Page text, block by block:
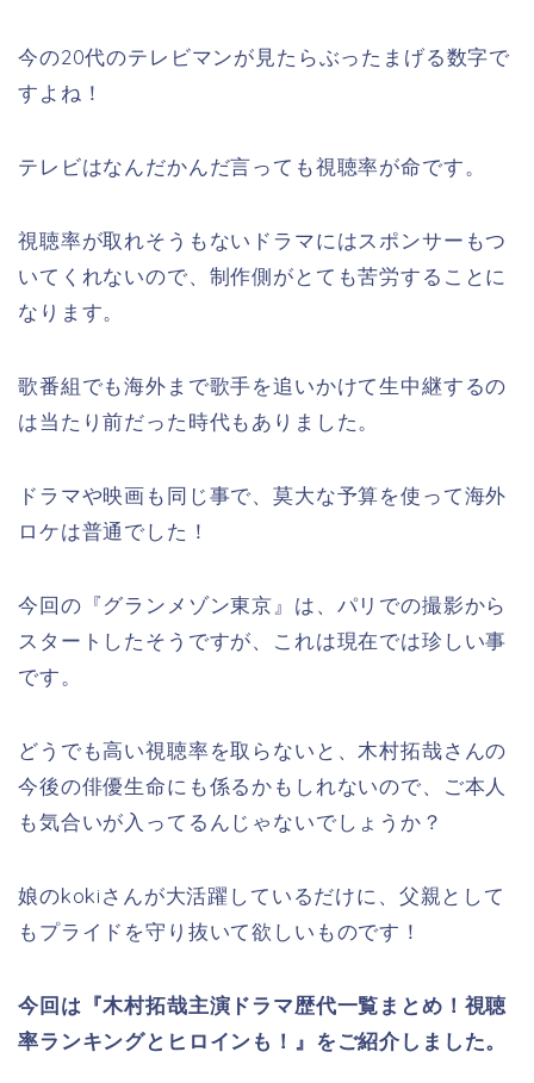
今の20代のテレビマンが見たらぶったまげる数字で
すよね！
テレビはなんだかんだ言っても視聴率が命です。
視聴率が取れそうもないドラマにはスポンサーもつ
いてくれないので、制作側がとても苦労することに
なります。
歌番組でも海外まで歌手を追いかけて生中継するの
は当たり前だった時代もありました。
ドラマや映画も同じ事で、莫大な予算を使って海外
ロケは普通でした！
今回の『グランメゾン東京』は、パリでの撮影から
スタートしたそうですが、これは現在では珍しい事
です。
どうでも高い視聴率を取らないと、木村拓哉さんの
今後の俳優生命にも係るかもしれないので、ご本人
も気合いが入ってるんじゃないでしょうか？
娘のkokiさんが大活躍しているだけに、父親として
もプライドを守り抜いて欲しいものです！
今回は『木村拓哉主演ドラマ歴代一覧まとめ！視聴
率ランキングとヒロインも！』をご紹介しました。